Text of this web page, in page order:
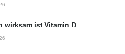
wirksam ist Vitamin D